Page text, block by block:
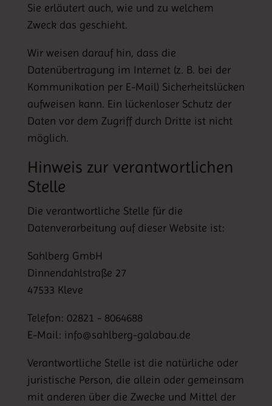
Sie erläutert auch, wie und zu welchem
Zweck das geschieht.
Wir weisen darauf hin, dass die
Datenübertragung im Internet (z. B. bei der
Kommunikation per E-Mail) Sicherheitslücken
aufweisen kann. Ein lückenloser Schutz der
Daten vor dem Zugriff durch Dritte ist nicht
möglich.
Hinweis zur verantwortlichen
Stelle
Die verantwortliche Stelle für die
Datenverarbeitung auf dieser Website ist:
Sahlberg GmbH
Dinnendahlstraße 27
47533 Kleve
Telefon: 02821 - 8064688
E-Mail: info@sahlberg-galabau.de
Verantwortliche Stelle ist die natürliche oder
juristische Person, die allein oder gemeinsam
mit anderen über die Zwecke und Mittel der